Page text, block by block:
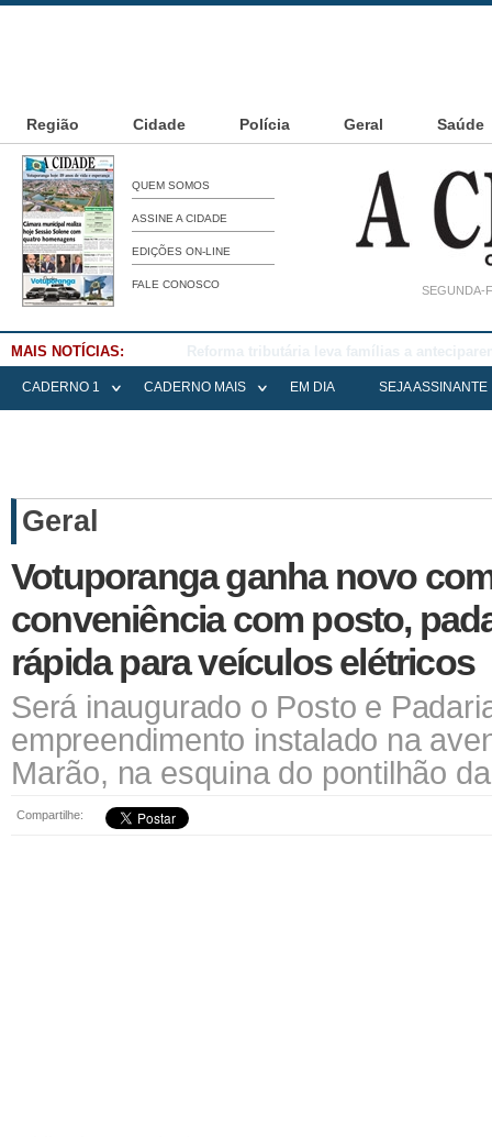
Região Cidade Polícia Geral Saúde
QUEM SOMOS
ASSINE A CIDADE
EDIÇÕES ON-LINE
FALE CONOSCO SEGUNDA-
MAIS NOTÍCIAS:
CADERNO 1 CADERNO MAIS EM DIA SEJA ASSINANTE
Geral
Votuporanga ganha novo
conveniência com posto,
rápida para veículos elétricos
Será inaugurado o Posto e
empreendimento instalado na
Marão, na esquina do pontilhão
Compartilhe: